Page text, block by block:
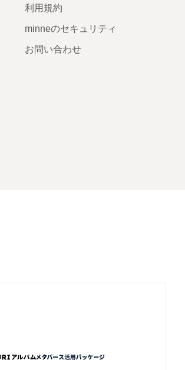
利用規約
minneのセキュリティ
お問い合わせ